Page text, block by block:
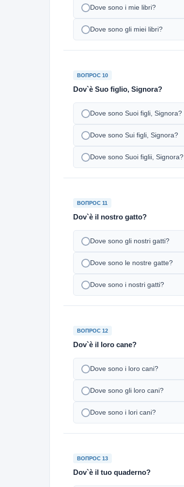
Dove sono i mie libri?
Dove sono gli miei libri?
ВОПРОС 10
Dov`è Suo figlio, Signora?
Dove sono Suoi figli, Signora?
Dove sono Sui figli, Signora?
Dove sono Suoi figlii, Signora?
ВОПРОС 11
Dov`è il nostro gatto?
Dove sono gli nostri gatti?
Dove sono le nostre gatte?
Dove sono i nostri gatti?
ВОПРОС 12
Dov`è il loro cane?
Dove sono i loro cani?
Dove sono gli loro cani?
Dove sono i lori cani?
ВОПРОС 13
Dov`è il tuo quaderno?